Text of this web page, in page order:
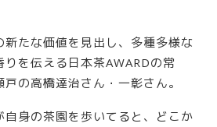
新たな価値を見出し、多種多様な
を伝える日本茶AWARDの常
の高橋達治さん・一彰さん。
自身の茶園を歩いてると、どこか